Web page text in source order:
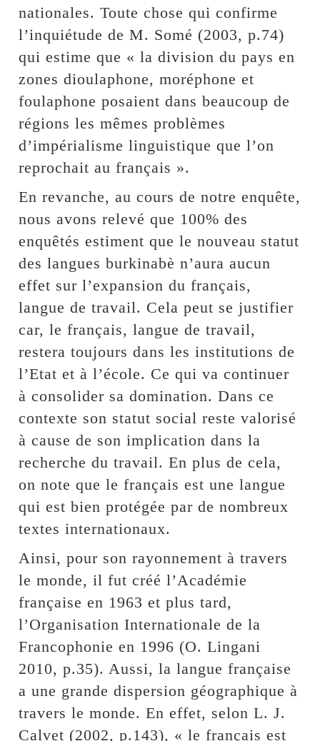
nationales. Toute chose qui confirme
l’inquiétude de M. Somé (2003, p.74)
qui estime que « la division du pays en
zones dioulaphone, moréphone et
foulaphone posaient dans beaucoup de
régions les mêmes problèmes
d’impérialisme linguistique que l’on
reprochait au français ».
En revanche, au cours de notre enquête,
nous avons relevé que 100% des
enquêtés estiment que le nouveau statut
des langues burkinabè n’aura aucun
effet sur l’expansion du français,
langue de travail. Cela peut se justifier
car, le français, langue de travail,
restera toujours dans les institutions de
l’Etat et à l’école. Ce qui va continuer
à consolider sa domination. Dans ce
contexte son statut social reste valorisé
à cause de son implication dans la
recherche du travail. En plus de cela,
on note que le français est une langue
qui est bien protégée par de nombreux
textes internationaux.
Ainsi, pour son rayonnement à travers
le monde, il fut créé l’Académie
française en 1963 et plus tard,
l’Organisation Internationale de la
Francophonie en 1996 (O. Lingani
2010, p.35). Aussi, la langue française
a une grande dispersion géographique à
travers le monde. En effet, selon L. J.
Calvet (2002, p.143), « le français est